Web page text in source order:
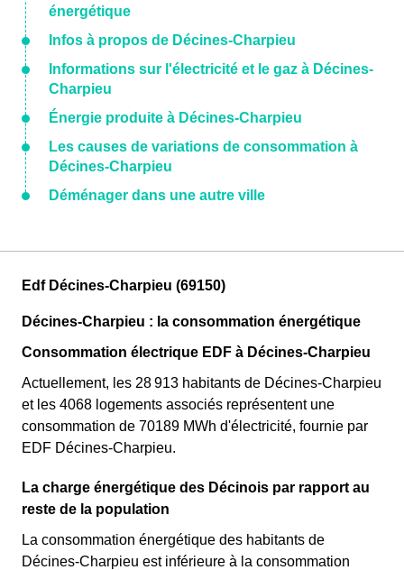
énergétique
Infos à propos de Décines-Charpieu
Informations sur l'électricité et le gaz à Décines-
Charpieu
Énergie produite à Décines-Charpieu
Les causes de variations de consommation à
Décines-Charpieu
Déménager dans une autre ville
Edf Décines-Charpieu (69150)
Décines-Charpieu : la consommation énergétique
Consommation électrique EDF à Décines-Charpieu
Actuellement, les 28 913 habitants de Décines-Charpieu
et les 4068 logements associés représentent une
consommation de 70189 MWh d'électricité, fournie par
EDF Décines-Charpieu.
La charge énergétique des Décinois par rapport au
reste de la population
La consommation énergétique des habitants de
Décines-Charpieu est inférieure à la consommation